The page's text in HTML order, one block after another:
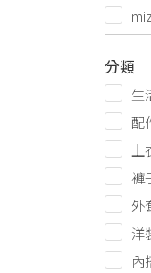
分類
生
配
上
褲
外
洋
內